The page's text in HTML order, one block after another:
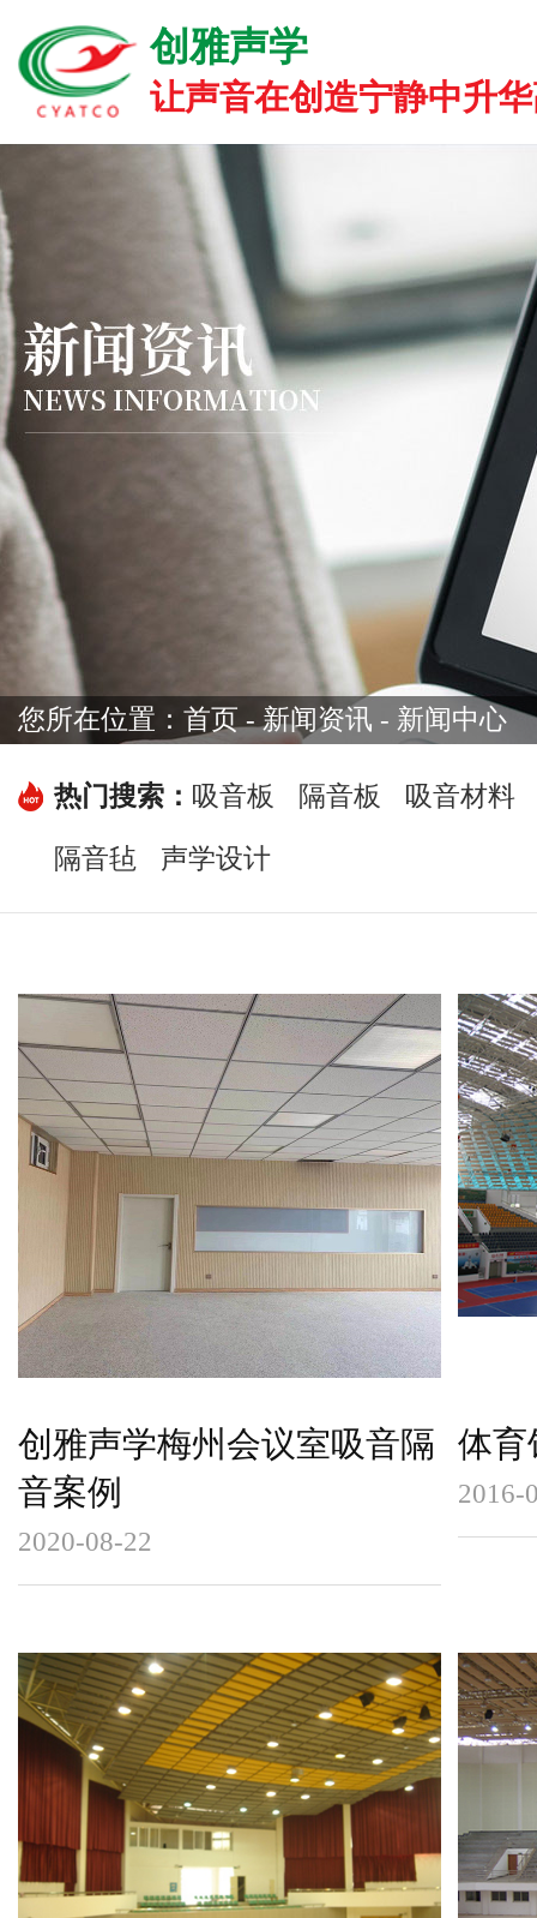
创雅声学
让声音在创造宁静中升华
您所在位置： 首页-新闻资讯 - 新闻中心
热门搜索： 吸音板 隔音板 吸音材料
隔音毡 声学设计
创雅声学梅州会议室吸音隔
音案例
2020-08-22
体育
2016-